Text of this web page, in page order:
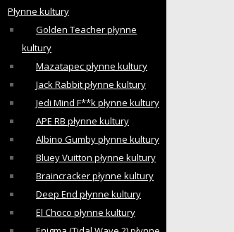
Płynne kultury
Golden Teacher płynne
kultury
Mazatapec płynne kultury
Jack Rabbit płynne kultury
Jedi Mind F**k płynne kultury
APE RB płynne kultury
Albino Gumby płynne kultury
Bluey Vuitton płynne kultury
Braincracker płynne kultury
Deep End płynne kultury
El Choco płynne kultury